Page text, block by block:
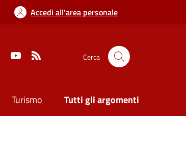
Accedi all'area personale
Cerca
Turismo Tutti gli argomenti